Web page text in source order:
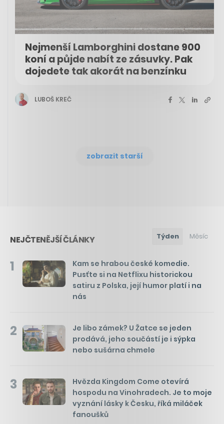
Nejmenší Lamborghini dostane 900
koní a půjde nabít ze zásuvky. Pak
dojedete tak akorát na benzínku
LUBOŠ KREČ
zobrazit starší
NEJČTENĚJŠÍ ČLÁNKY Týden Měsíc
1
Kam se hrabou české komedie.
Pusťte si na Netflixu historickou
satiru z Polska, její humor platí i na
nás
2
Je libo zámek? U Žatce se jeden
prodává, jeho součástí je i sýpka
nebo sušárna chmele
3
Hvězda Kingdom Come otevírá
hospodu na Vinohradech. Je to moje
vyznání lásky k Česku, říká miláček
fanoušků